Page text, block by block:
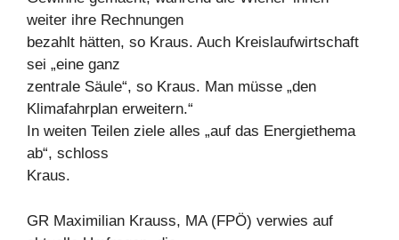
weiter ihre Rechnungen
bezahlt hätten, so Kraus. Auch Kreislaufwirtschaft
sei „eine ganz
zentrale Säule“, so Kraus. Man müsse „den
Klimafahrplan erweitern.“
In weiten Teilen ziele alles „auf das Energiethema
ab“, schloss
Kraus.
GR Maximilian Krauss, MA (FPÖ) verwies auf